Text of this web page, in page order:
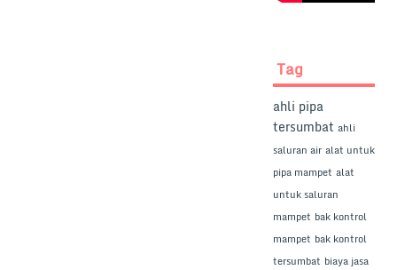
Tag
ahli pipa
tersumbat ahli
saluran air alat untuk
pipa mampet alat
untuk saluran
mampet bak kontrol
mampet bak kontrol
tersumbat biaya jasa